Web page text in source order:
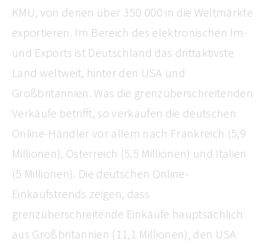
KMU, von denen über 350 000 in die Weltmärkte
exportieren. Im Bereich des elektronischen Im-
und Exports ist Deutschland das drittaktivste
Land weltweit, hinter den USA und
Großbritannien. Was die grenzüberschreitenden
Verkäufe betrifft, so verkaufen die deutschen
Online-Händler vor allem nach Frankreich (5,9
Millionen), Österreich (5,5 Millionen) und Italien
(5 Millionen). Die deutschen Online-
Einkaufstrends zeigen, dass
grenzüberschreitende Einkäufe hauptsächlich
aus Großbritannien (11,1 Millionen), den USA